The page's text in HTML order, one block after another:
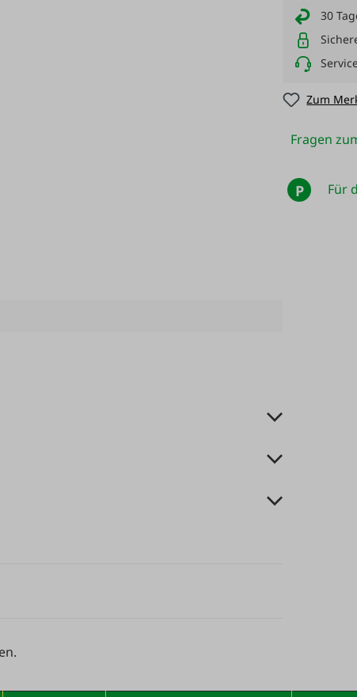
30
Zum
Fragen
P Für